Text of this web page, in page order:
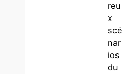
reu
x
scé
nar
ios
du